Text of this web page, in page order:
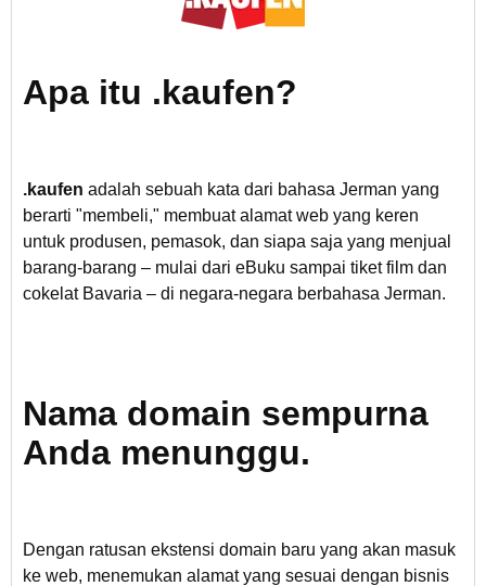
Apa itu .kaufen?
.kaufen adalah sebuah kata dari bahasa Jerman yang
berarti "membeli," membuat alamat web yang keren
untuk produsen, pemasok, dan siapa saja yang menjual
barang-barang – mulai dari eBuku sampai tiket film dan
cokelat Bavaria – di negara-negara berbahasa Jerman.
Nama domain sempurna
Anda menunggu.
Dengan ratusan ekstensi domain baru yang akan masuk
ke web, menemukan alamat yang sesuai dengan bisnis